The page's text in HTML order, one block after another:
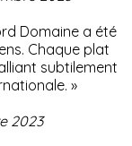
Domaine a été
Chaque plat
subtilement
»
2023